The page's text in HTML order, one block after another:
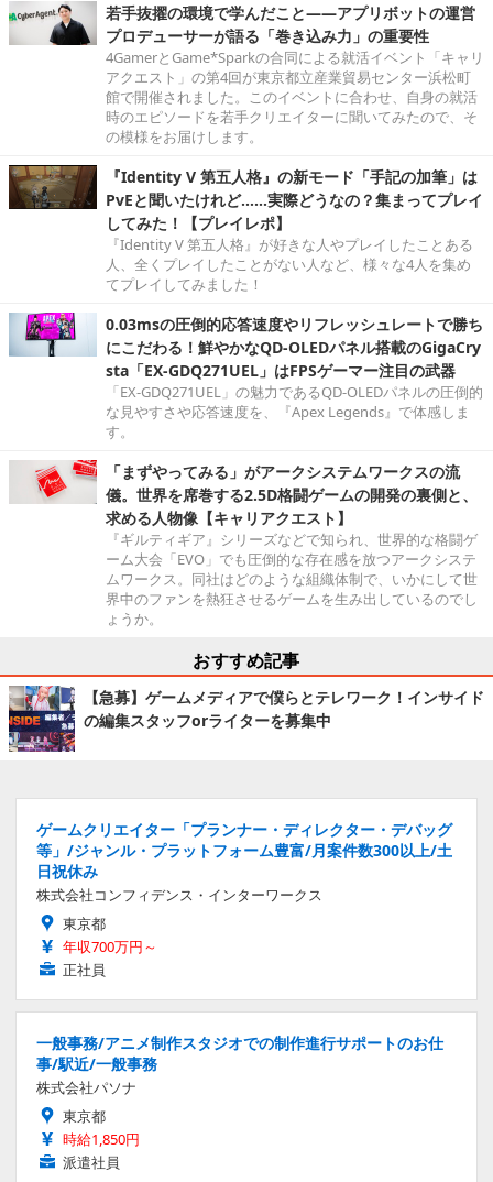
若手抜擢の環境で学んだこと――アプリボットの運営
プロデューサーが語る「巻き込み力」の重要性
4GamerとGame*Sparkの合同による就活イベント「キャリ
アクエスト」の第4回が東京都立産業貿易センター浜松町
館で開催されました。このイベントに合わせ、自身の就活
時のエピソードを若手クリエイターに聞いてみたので、そ
の模様をお届けします。
『Identity V 第五人格』の新モード「手記の加筆」は
PvEと聞いたけれど……実際どうなの？集まってプレイ
してみた！【プレイレポ】
『Identity V 第五人格』が好きな人やプレイしたことある
人、全くプレイしたことがない人など、様々な4人を集め
てプレイしてみました！
0.03msの圧倒的応答速度やリフレッシュレートで勝ち
にこだわる！鮮やかなQD-OLEDパネル搭載のGigaCry
sta「EX-GDQ271UEL」はFPSゲーマー注目の武器
「EX-GDQ271UEL」の魅力であるQD-OLEDパネルの圧倒的
な見やすさや応答速度を、『Apex Legends』で体感しま
す。
「まずやってみる」がアークシステムワークスの流
儀。世界を席巻する2.5D格闘ゲームの開発の裏側と、
求める人物像【キャリアクエスト】
『ギルティギア』シリーズなどで知られ、世界的な格闘ゲ
ーム大会「EVO」でも圧倒的な存在感を放つアークシステ
ムワークス。同社はどのような組織体制で、いかにして世
界中のファンを熱狂させるゲームを生み出しているのでし
ょうか。
おすすめ記事
【急募】ゲームメディアで僕らとテレワーク！インサイド
の編集スタッフorライターを募集中
ゲームクリエイター「プランナー・ディレクター・デバッグ
等」/ジャンル・プラットフォーム豊富/月案件数300以上/土
日祝休み
株式会社コンフィデンス・インターワークス
東京都
年収700万円～
正社員
一般事務/アニメ制作スタジオでの制作進行サポートのお仕
事/駅近/一般事務
株式会社パソナ
東京都
時給1,850円
派遣社員